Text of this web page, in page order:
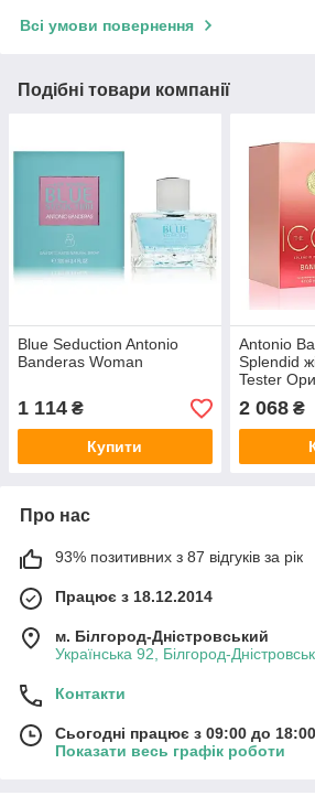
Всі умови повернення
Подібні товари компанії
Blue Seduction Antonio
Banderas Woman
1 114 ₴
Купити
Antonio
Splendid
Tester
2 068₴
Про нас
93% позитивних з 87 відгуків за рік
Працює з 18.12.2014
м. Білгород-Дністровський
Українська 92, Білгород-
Контакти
Сьогодні працює з 09:00 до 18:00
Показати весь графік роботи